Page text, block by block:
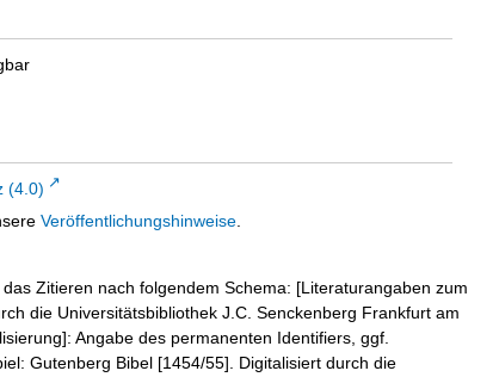
(4.0)
Veröffentlichungshinweise
Zitieren nach folgendem Schema: [Literaturangaben zum
die Universitätsbibliothek J.C. Senckenberg Frankfurt am
Angabe des permanenten Identifiers, ggf.
Gutenberg Bibel [1454/55]. Digitalisiert durch die